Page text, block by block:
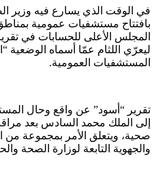
في الوقت الذي يسارع فيه وزير
بافتتاح مستشفيات عمومية
ليعرّي اللثام عمّا أسماه الوضعية
المستشفيات العمومية.
تقرير “أسود” عن واقع وحال
إلى الملك محمد السادس بعد
صحية، ويتعلق الأمر بمجموعة من
والجهوية التابعة لوزارة الصحة